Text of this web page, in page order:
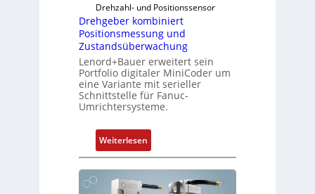
Drehzahl- und Positionssensor
Drehgeber kombiniert
Positionsmessung und
Zustandsüberwachung
Lenord+Bauer erweitert sein
Portfolio digitaler MiniCoder um
eine Variante mit serieller
Schnittstelle für Fanuc-
Umrichtersysteme.
Weiterlesen:
D
r
e